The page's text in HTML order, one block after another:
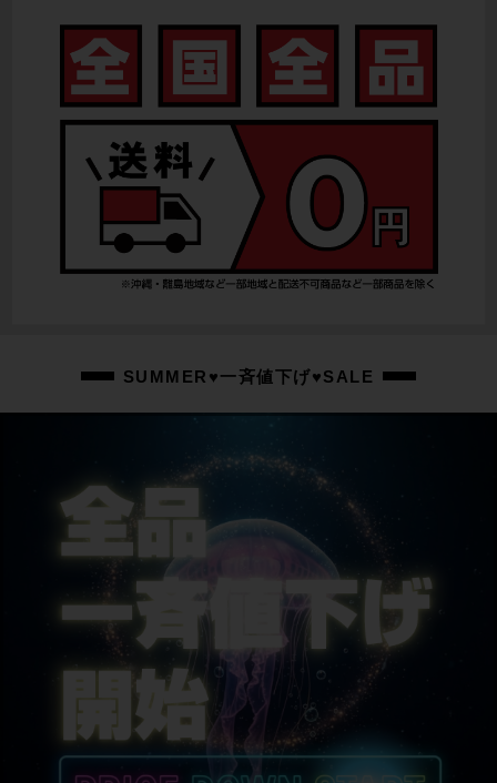
リアディレイラー
SHIMANO CUES U4000
ブレーキキャリパー
TEKTRO/油圧DISC
シートポスト
BONTRAGER
中古：C（使用感あり/キズ、ヨゴレあり）
こちらの自転車は以下の確認を行っております。
変速：正常に動作します。
SUMMER♥一斉値下げ♥SALE